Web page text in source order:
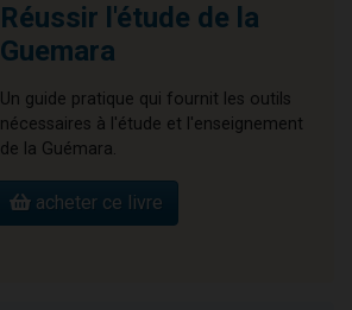
Réussir l'étude de la
Guemara
Un guide pratique qui fournit les outils
nécessaires à l'étude et l'enseignement
de la Guémara.
acheter ce livre